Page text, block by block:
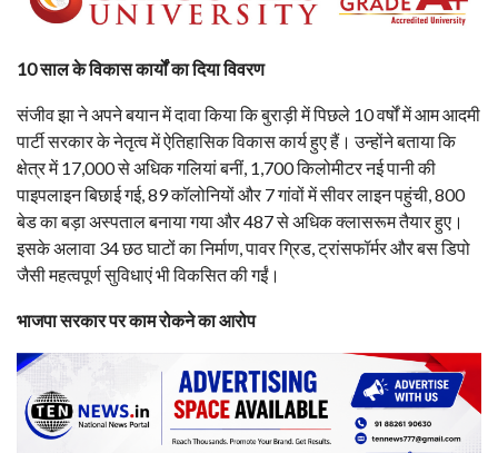
10 साल के विकास कार्यों का दिया विवरण
संजीव झा ने अपने बयान में दावा किया कि बुराड़ी में पिछले 10 वर्षों में आम आदमी
पार्टी सरकार के नेतृत्व में ऐतिहासिक विकास कार्य हुए हैं। उन्होंने बताया कि
क्षेत्र में 17,000 से अधिक गलियां बनीं, 1,700 किलोमीटर नई पानी की
पाइपलाइन बिछाई गई, 89 कॉलोनियों और 7 गांवों में सीवर लाइन पहुंची, 800
बेड का बड़ा अस्पताल बनाया गया और 487 से अधिक क्लासरूम तैयार हुए।
इसके अलावा 34 छठ घाटों का निर्माण, पावर ग्रिड, ट्रांसफॉर्मर और बस डिपो
जैसी महत्वपूर्ण सुविधाएं भी विकसित की गईं।
भाजपा सरकार पर काम रोकने का आरोप